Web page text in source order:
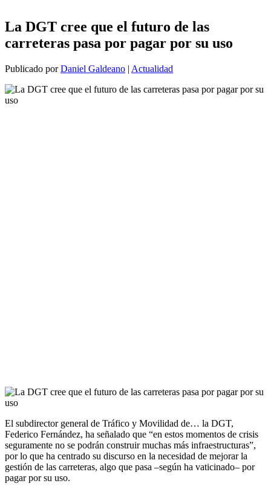
La DGT cree que el futuro de las
carreteras pasa por pagar por su uso
Publicado porDaniel Galdeano | Actualidad
El subdirector general de Tráfico y Movilidad de… la DGT,
Federico Fernández, ha señalado que “en estos momentos de crisis
seguramente no se podrán construir muchas más infraestructuras”,
por lo que ha centrado su discurso en la necesidad de mejorar la
gestión de las carreteras, algo que pasa –según ha vaticinado– por
pagar por su uso.